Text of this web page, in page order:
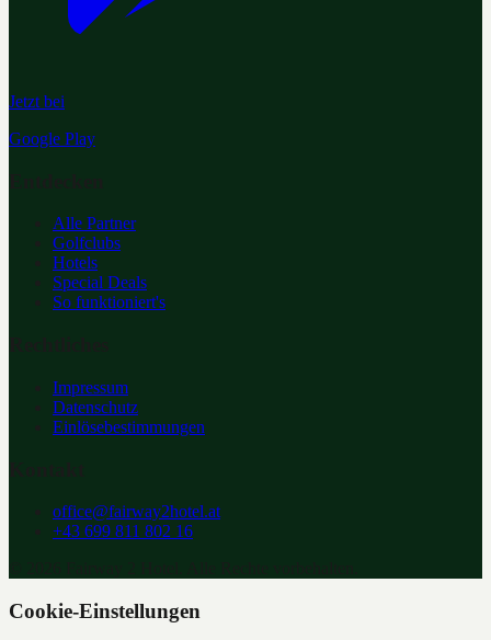
Jetzt bei
Google Play
Alle Partner
Golfclubs
Hotels
Special Deals
So funktioniert's
Impressum
Datenschutz
Einlösebestimmungen
office@fairway2hotel.at
+43 699 811 802 16
Cookie-Einstellungen